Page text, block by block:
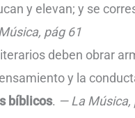
y elevan; y se
pág 61
deben obrar
y la
bíblicos. — La Música,